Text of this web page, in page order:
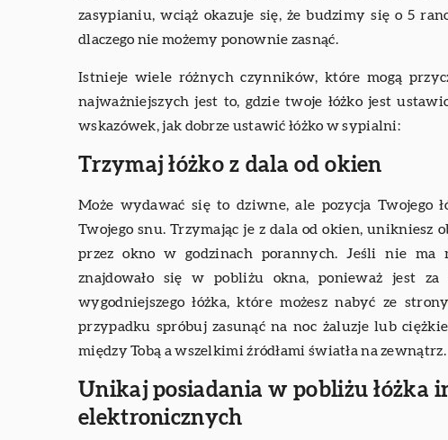
zasypianiu, wciąż okazuje się, że budzimy się o 5
dlaczego nie możemy ponownie zasnąć.
Istnieje wiele różnych czynników, które mogą
najważniejszych jest to, gdzie twoje łóżko jest
wskazówek, jak dobrze ustawić łóżko w sypialni:
Trzymaj łóżko z dala od okien
Może wydawać się to dziwne, ale pozycja Twojego
Twojego snu. Trzymając je z dala od okien, unikniesz
przez okno w godzinach porannych. Jeśli nie ma
znajdowało się w pobliżu okna, ponieważ jest
wygodniejszego łóżka, które możesz nabyć ze
przypadku spróbuj zasunąć na noc żaluzje lub
między Tobą a wszelkimi źródłami światła na zewnątrz.
Unikaj posiadania w pobliżu łóżka
elektronicznych